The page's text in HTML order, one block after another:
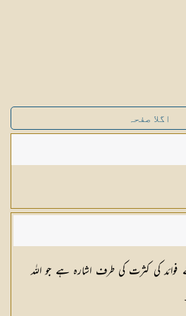
اگلا صفحہ
کی کثرت کی طرف اشارہ ہے جو اللہ